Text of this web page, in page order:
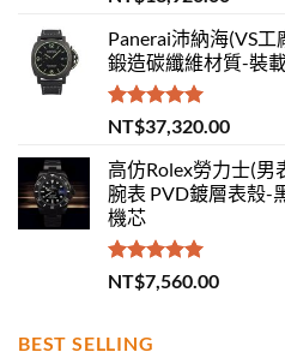
滿分 5
Panerai沛納海(VS
鍛造碳纖維材質-裝
評分5.00
滿分 5
NT$37,320.00
高仿Rolex勞力士(男
腕表 PVD鍍層表殼-
機芯
評分 5.00
滿分 5
NT$7,560.00
BEST SELLING